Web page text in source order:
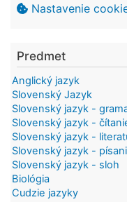
Nastavenie
Predmet
Anglický jazyk
Slovenský Jazyk
Slovenský jazyk -
Slovenský jazyk -
Slovenský jazyk -
Slovenský jazyk -
Slovenský jazyk - sloh
Biológia
Cudzie jazyky